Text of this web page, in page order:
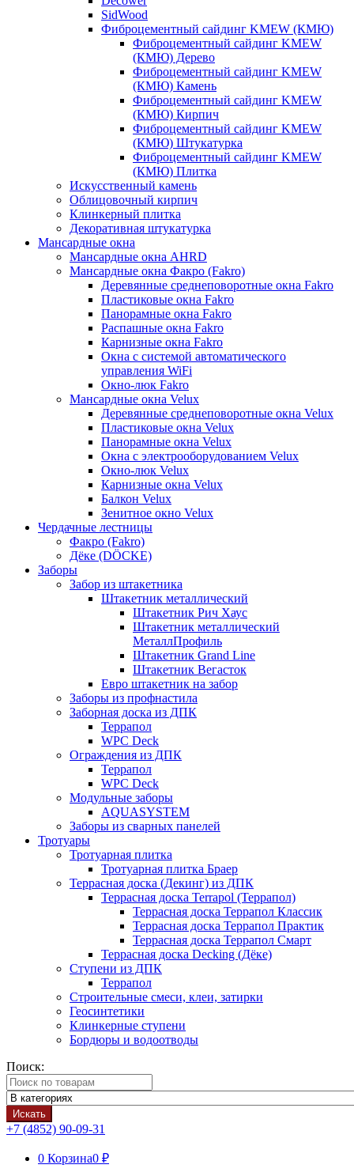
SidWood
Фиброцементный сайдинг KMEW (КМЮ)
Фиброцементный сайдинг KMEW
(КМЮ) Дерево
Фиброцементный сайдинг KMEW
(КМЮ) Камень
Фиброцементный сайдинг KMEW
(КМЮ) Кирпич
Фиброцементный сайдинг KMEW
(КМЮ) Штукатурка
Фиброцементный сайдинг KMEW
(КМЮ) Плитка
Искусственный камень
Облицовочный кирпич
Клинкерный плитка
Декоративная штукатурка
Мансардные окна
Мансардные окна AHRD
Мансардные окна Факро (Fakro)
Деревянные среднеповоротные окна Fakro
Пластиковые окна Fakro
Панорамные окна Fakro
Распашные окна Fakro
Карнизные окна Fakro
Окна с системой автоматического
управления WiFi
Окно-люк Fakro
Мансардные окна Velux
Деревянные среднеповоротные окна Velux
Пластиковые окна Velux
Панорамные окна Velux
Окна с электрооборудованием Velux
Окно-люк Velux
Карнизные окна Velux
Балкон Velux
Зенитное окно Velux
Чердачные лестницы
Факро (Fakro)
Дёке (DÖCKE)
Заборы
Забор из штакетника
Штакетник металлический
Штакетник Рич Хаус
Штакетник металлический
МеталлПрофиль
Штакетник Grand Line
Штакетник Вегасток
Евро штакетник на забор
Заборы из профнастила
Заборная доска из ДПК
Террапол
WPC Deck
Ограждения из ДПК
Террапол
WPC Deck
Модульные заборы
AQUASYSTEM
Заборы из сварных панелей
Тротуары
Тротуарная плитка
Тротуарная плитка Браер
Террасная доска (Декинг) из ДПК
Террасная доска Terrapol (Террапол)
Террасная доска Террапол Классик
Террасная доска Террапол Практик
Террасная доска Террапол Смарт
Террасная доска Decking (Дёке)
Ступени из ДПК
Террапол
Строительные смеси, клеи, затирки
Геосинтетики
Клинкерные ступени
Бордюры и водоотводы
Поиск:
Искать
+7 (4852) 90-09-31
0 Корзина0 ₽